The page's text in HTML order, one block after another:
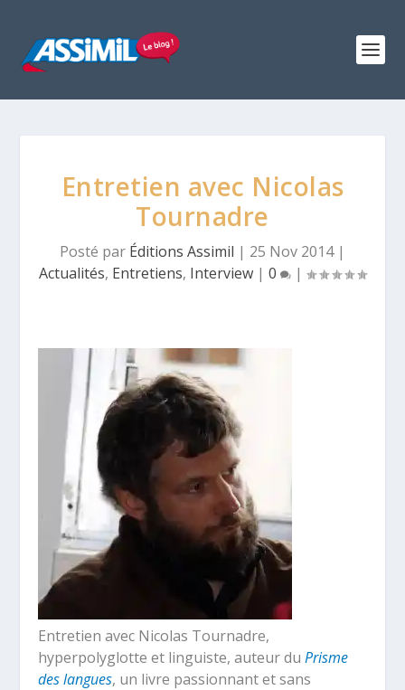
Entretien avec Nicolas
Tournadre
Posté par Éditions Assimil | 25 Nov 2014|
Actualités, Entretiens, Interview | 0 |
Entretien avec Nicolas Tournadre,
hyperpolyglotte et linguiste, auteur duPrisme
des langues, un livre passionnant et sans